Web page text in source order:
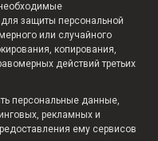
защиты персональной
или случайного
копирования,
действий третьих
персональные данные,
рекламных и
ему сервисов